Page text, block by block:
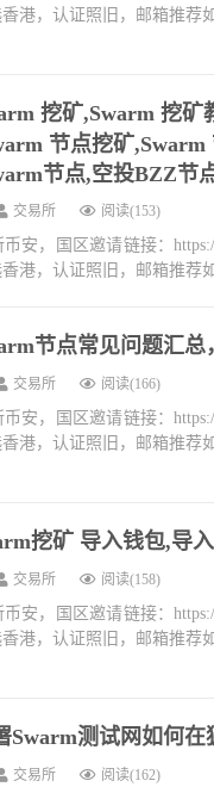
港，认证照旧，邮箱推荐
挖矿,Swarm 挖
节点挖矿
节点,空投BZZ节
交易所 阅读(153)
安，国区邀请链接：
港，认证照旧，邮箱推荐
节点常见问题汇总
交易所 阅读(166)
安，国区邀请链接：
港，认证照旧，邮箱推荐
挖矿 导入钱包,导
交易所 阅读(158)
安，国区邀请链接：
港，认证照旧，邮箱推荐
Swarm测试网如何
交易所 阅读(162)